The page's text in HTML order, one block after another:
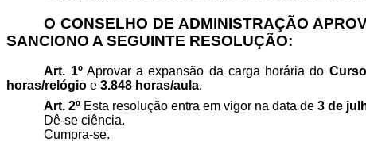
O CONSELHO DE ADMINISTRAÇÃO
SANCIONO A SEGUINTE RESOLUÇÃO:
Art. 1º Aprovar a expansão da carga horária do
horas/relógio e 3.848 horas/aula.
Art. 2º Esta resolução entra em vigor na data de3 de
Dê-se ciência.
Cumpra-se.